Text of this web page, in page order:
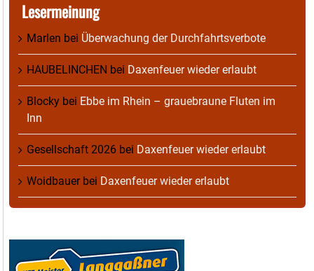
Lesermeinung
Marlen bei Überwachung der Durchfahrtsverbote
HAUBELINCHEN bei Daxenfeuer wieder erlaubt
Blocky bei Ebbe im Rhein – grauebraune Fluten im
Inn
Gesellschaft 2026 bei Daxenfeuer wieder erlaubt
Woidbauerbei Daxenfeuer wieder erlaubt